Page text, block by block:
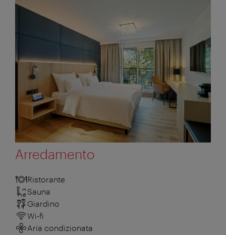
Arredamento
Ristorante
Sauna
Giardino
Wi-fi
Aria condizionata